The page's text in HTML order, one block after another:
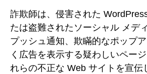
詐欺師は、侵害された
たは盗難されたソーシャル メデ
プッシュ通知、欺瞞的なポップ
く広告を表示する疑わしいペー
れらの不正な Web サイトを宣伝